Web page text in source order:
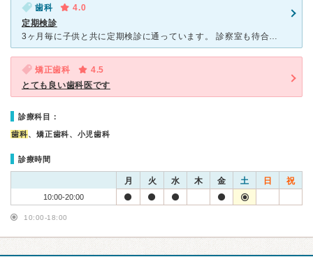
歯科
4.0
定期検診
3ヶ月毎に子供と共に定期検診に通っています。 診察室も待合室もわりと狭いのですが、一角にキッズスペースがあります。いつもディズニーなどのDVDが流れています。 インターネットで予約、変更が出来るの
矯正歯科
4.5
とても良い歯科医です
診療科目：
歯科、矯正歯科、小児歯科
診療時間
月 火 水 木 金 土 日 祝
10:00-20:00
10:00-18:00